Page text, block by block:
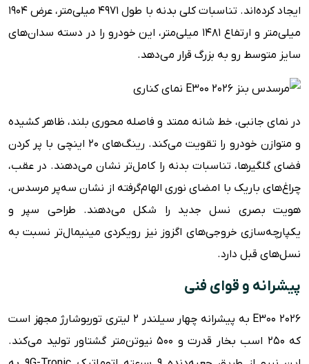
ایجاد کرده‌اند. تناسبات کلی بدنه با طول ۴۹۷۱ میلی‌متر، عرض ۱۹۰۴
میلی‌متر و ارتفاع ۱۴۸۱ میلی‌متر، این خودرو را در دسته سدان‌های
سایز متوسط رو به بزرگ قرار می‌دهد.
در نمای جانبی، خط شانه ممتد و فاصله محوری بلند، ظاهر کشیده
و متوازن خودرو را تقویت می‌کند. رینگ‌های ۲۰ اینچی با پر کردن
فضای گلگیرها، تناسبات بدنه را کامل‌تر نشان می‌دهند. در عقب،
چراغ‌های باریک با امضای نوری الهام‌گرفته از نشان سه‌پر مرسدس،
هویت بصری نسل جدید را شکل می‌دهند. طراحی سپر و
یکپارچه‌سازی خروجی‌های اگزوز نیز رویکردی مینیمال‌تر نسبت به
نسل‌های قبل دارد.
پیشرانه و قوای فنی
E300 ۲۰۲۶ به پیشرانه چهار سیلندر ۲ لیتری توربوشارژ مجهز است
که ۲۵۰ اسب بخار قدرت و ۵۰۰ نیوتن‌متر گشتاور تولید می‌کند.